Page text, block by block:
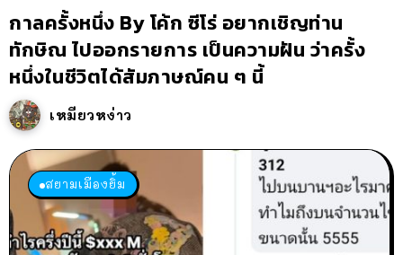
กาลครั้งหนึ่ง By โค้ก ซีโร่ อยากเชิญท่าน
ทักษิณ ไปออกรายการ เป็นความฝัน ว่าครั้ง
หนึ่งในชีวิตได้สัมภาษณ์คน ๆ นี้
เหมียวหง่าว
สยามเมืองยิ้ม